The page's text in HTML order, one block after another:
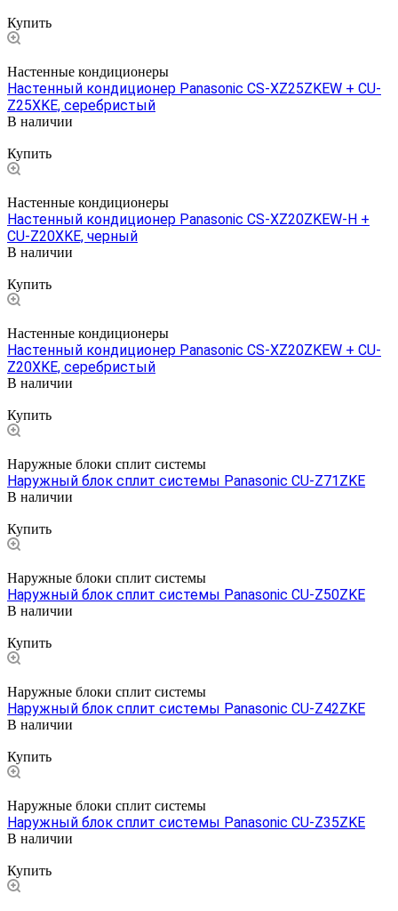
Купить
Настенные кондиционеры
Настенный кондиционер Panasonic CS-XZ25ZKEW + CU-
Z25XKE, серебристый
В наличии
Купить
Настенные кондиционеры
Настенный кондиционер Panasonic CS-XZ20ZKEW-H +
CU-Z20XKE, черный
В наличии
Купить
Настенные кондиционеры
Настенный кондиционер Panasonic CS-XZ20ZKEW + CU-
Z20XKE, серебристый
В наличии
Купить
Наружные блоки сплит системы
Наружный блок сплит системы Panasonic CU-Z71ZKE
В наличии
Купить
Наружные блоки сплит системы
Наружный блок сплит системы Panasonic CU-Z50ZKE
В наличии
Купить
Наружные блоки сплит системы
Наружный блок сплит системы Panasonic CU-Z42ZKE
В наличии
Купить
Наружные блоки сплит системы
Наружный блок сплит системы Panasonic CU-Z35ZKE
В наличии
Купить